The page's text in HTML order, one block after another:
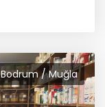
Bodrum / Muğla